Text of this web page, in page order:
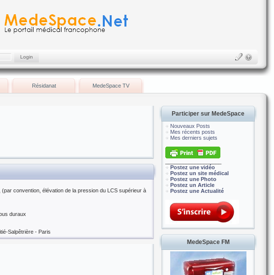
Résidanat MedeSpace TV
convention, élévation de la pression du LCS supérieur à
duraux
Salpêtrière - Paris
Participer sur MedeSpace
Nouveaux Posts
Mes récents posts
Mes derniers sujets
Postez une vidéo
Postez un site médical
Postez une Photo
Postez un Article
Postez une Actualité
MedeSpace FM